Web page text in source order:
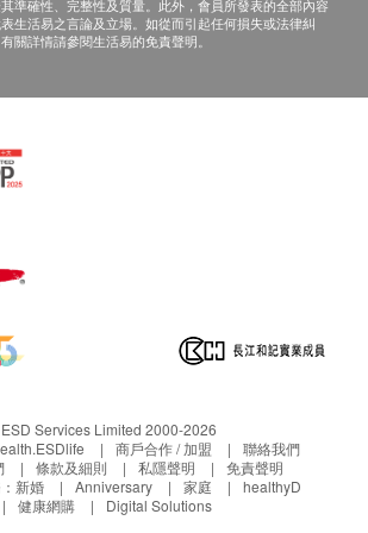
份比
聯絡電話與微信：+86
），體檢客戶在約定時間到深圳
網購health.ESDlife 及深圳柏齡中醫
/服務並非作為醫務診斷或治療用
體健康出現任何疾病徵兆時，應立即
格的醫生，作出診斷及治療。
】並沒有經營或提供本服務/產品。
的損失、損害、受傷或法律訴訟，健康
概不負責。一切有關的索償或
供服務之體檢中心或商戶提出。
準確性、完整性及質量。此外，會員所發表的全部內容
生活易之言論及立場。如從而引起任何損失或法律糾
關詳情請參閱生活易的免責聲明。
Services Limited 2000-2026
商戶合作 / 加盟
聯絡我們
條款及細則 私隱聲明
免責聲明
新婚 Anniversary 家庭
healthyD
健康網購
Digital Solutions